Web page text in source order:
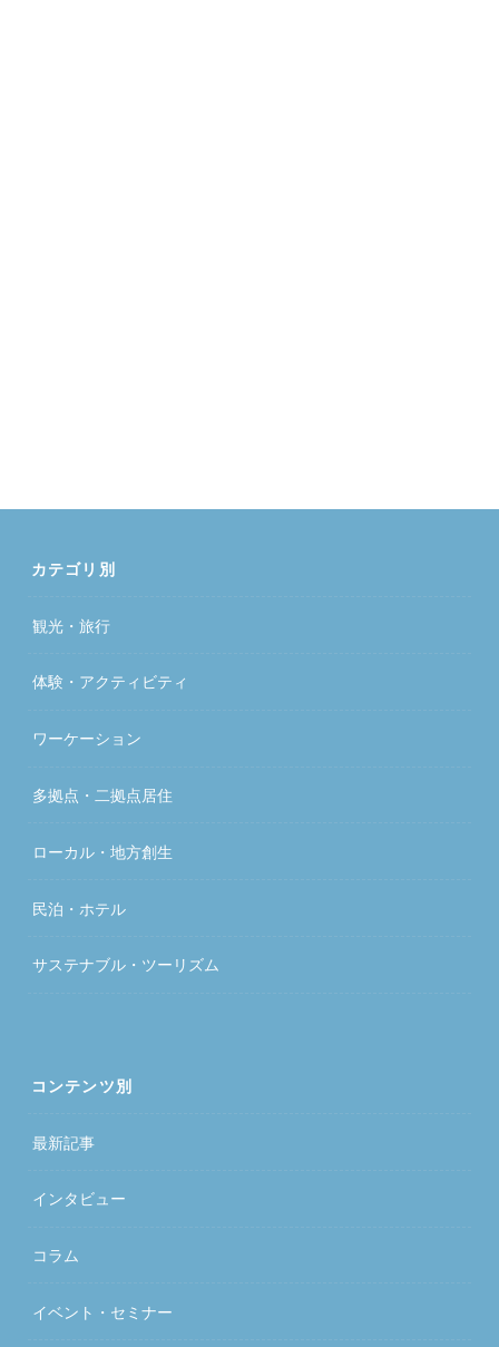
カテゴリ別
観光・旅行
体験・アクティビティ
ワーケーション
多拠点・二拠点居住
ローカル・地方創生
民泊・ホテル
サステナブル・ツーリズム
コンテンツ別
最新記事
インタビュー
コラム
イベント・セミナー